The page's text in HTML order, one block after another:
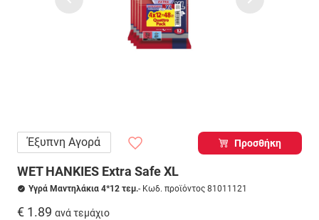
Έξυπνη Αγορά Προσθήκη
WET HANKIES Extra Safe XL
Υγρά Μαντηλάκια 4*12 τεμ.- Κωδ. προϊόντος 81011121
€ 1.89 ανά τεμάχιο